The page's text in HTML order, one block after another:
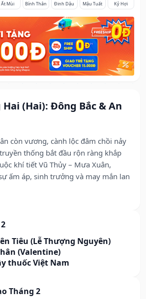
Hai (Hai): Đông Bắc & An
còn vương, cành lộc đâm chồi nảy
thống bắt đầu rộn ràng khắp
khí tiết Vũ Thủy – Mưa Xuân,
ấm áp, sinh trưởng và may mắn lan
Tiêu (Lễ Thượng Nguyên)
(Valentine)
thuốc Việt Nam
Tháng 2
Ất Mùi
Bính Thân
Đinh Dậu
Mậu Tuất
Kỷ Hợi